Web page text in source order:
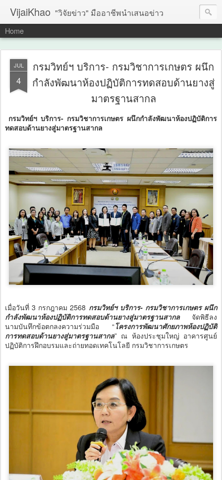
VijaiKhao "วิจัยข่าว" มืออาชีพนำเสนอข่าว
Home
JUL
4
กรมวิทย์ฯ บริการ- กรมวิชาการเกษตร ผนึก
กำลังพัฒนาห้องปฏิบัติการทดสอบด้านยางสู่
มาตรฐานสากล
กรมวิทย์ฯ บริการ- กรมวิชาการเกษตร ผนึกกำลังพัฒนาห้องปฏิบัติการ
ทดสอบด้านยางสู่มาตรฐานสากล
เมื่อวันที่ 3 กรกฎาคม 2568 กรมวิทย์ฯ บริการ- กรมวิชาการเกษตร ผนึก
กำลังพัฒนาห้องปฏิบัติการทดสอบด้านยางสู่มาตรฐานสากลจัดพิธีลง
นามบันทึกข้อตกลงความร่วมมือ “โครงการพัฒนาศักยภาพห้องปฏิบัติ
การทดสอบด้านยางสู่มาตรฐานสากล” ณ ห้องประชุมใหญ่ อาคารศูนย์
ปฏิบัติการฝึกอบรมและถ่ายทอดเทคโนโลยี กรมวิชาการเกษตร